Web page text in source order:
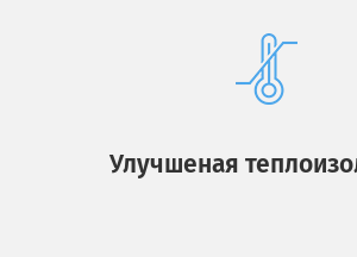
Улучшеная